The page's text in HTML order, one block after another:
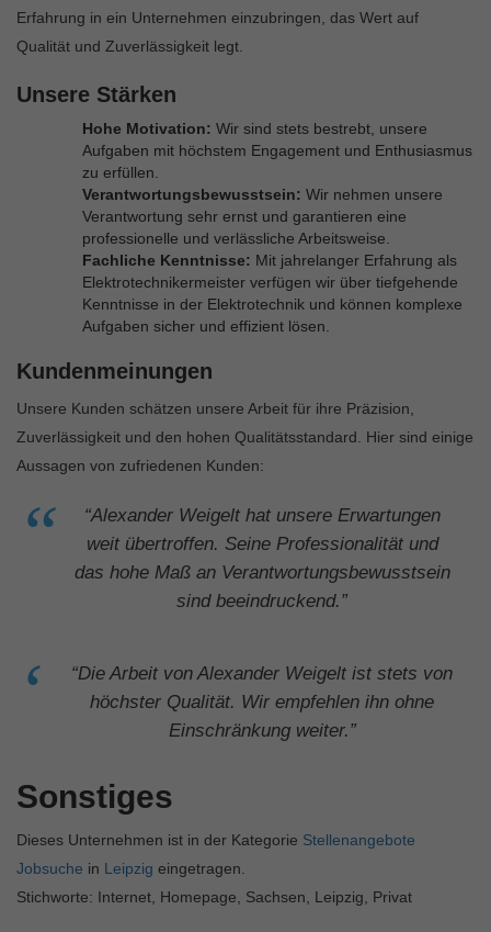
Erfahrung in ein Unternehmen einzubringen, das Wert auf
Qualität und Zuverlässigkeit legt.
Unsere Stärken
Hohe Motivation: Wir sind stets bestrebt, unsere
Aufgaben mit höchstem Engagement und Enthusiasmus
zu erfüllen.
Verantwortungsbewusstsein: Wir nehmen unsere
Verantwortung sehr ernst und garantieren eine
professionelle und verlässliche Arbeitsweise.
Fachliche Kenntnisse: Mit jahrelanger Erfahrung als
Elektrotechnikermeister verfügen wir über tiefgehende
Kenntnisse in der Elektrotechnik und können komplexe
Aufgaben sicher und effizient lösen.
Kundenmeinungen
Unsere Kunden schätzen unsere Arbeit für ihre Präzision,
Zuverlässigkeit und den hohen Qualitätsstandard. Hier sind einige
Aussagen von zufriedenen Kunden:
“Alexander Weigelt hat unsere Erwartungen
weit übertroffen. Seine Professionalität und
das hohe Maß an Verantwortungsbewusstsein
sind beeindruckend.”
“Die Arbeit von Alexander Weigelt ist stets von
höchster Qualität. Wir empfehlen ihn ohne
Einschränkung weiter.”
Sonstiges
Dieses Unternehmen ist in der Kategorie Stellenangebote
Jobsuche in Leipzig eingetragen.
Stichworte: Internet, Homepage, Sachsen, Leipzig, Privat